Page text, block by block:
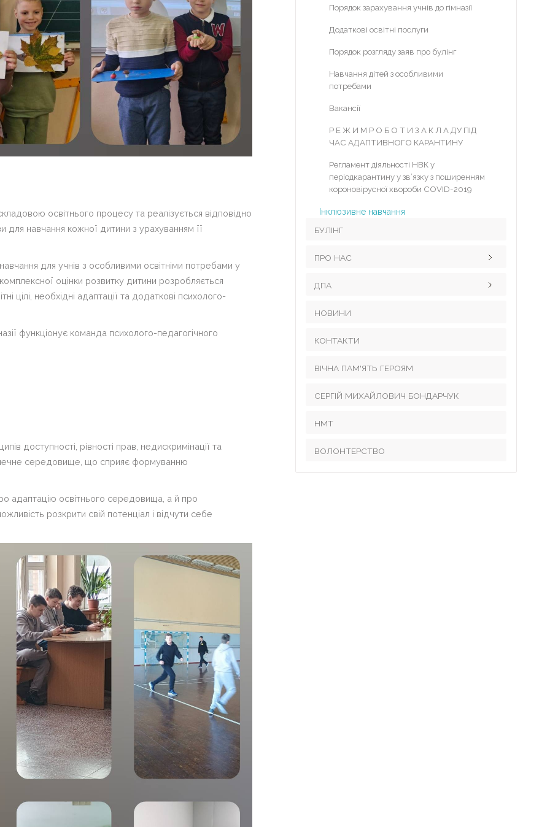
освітнього процесу та реалізується відповідно
навчання кожної дитини з урахуванням її
для учнів з особливими освітніми потребами у
оцінки розвитку дитини розробляється
цілі, необхідні адаптації та додаткові психолого-
функціонує команда психолого-педагогічного
доступності, рівності прав, недискримінації та
середовище, що сприяє формуванню
адаптацію освітнього середовища, а й про
розкрити свій потенціал і відчути себе
2013-2014 н.р.
І курс
2014-2015 н.р.
Проектна діяльність
Порядок зарахування учнів до гімназії
Додаткові освітні послуги
Порядок розгляду заяв про булінг
Навчання дітей з особливими
потребами
Вакансії
Р Е Ж И М Р О Б О Т И З А К Л А ДУ ПІД
ЧАС АДАПТИВНОГО КАРАНТИНУ
Регламент діяльності НВК у
періодкарантину у зв’язку з поширенням
короновірусної хвороби COVID-2019
Інклюзивне навчання
БУЛІНГ
ПРО НАС
Герой Небесної Сотні
Візитка закладу
навчальних кабінетів
Наша символіка
ДПА
Поради в підготовці до ДПА
Нормативні документи
НОВИНИ
КОНТАКТИ
ВІЧНА ПАМ'ЯТЬ ГЕРОЯМ
СЕРГІЙ МИХАЙЛОВИЧ БОНДАРЧУК
НМТ
ВОЛОНТЕРСТВО